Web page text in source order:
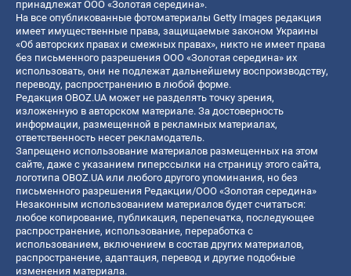
принадлежат ООО «Золотая середина».
На все опубликованные фотоматериалы Getty Images редакция
имеет имущественные права, защищаемые законом Украины
«Об авторских правах и смежных правах», никто не имеет права
без письменного разрешения ООО «Золотая середина» их
использовать, они не подлежат дальнейшему воспроизводству,
переводу, распространению в любой форме.
Редакция OBOZ.UA может не разделять точку зрения,
изложенную в авторском материале. За достоверность
информации, размещенной в рекламных материалах,
ответственность несет рекламодатель.
Запрещено использование материалов размещенных на этом
сайте, даже с указанием гиперссылки на страницу этого сайта,
логотипа OBOZ.UA или любого другого упоминания, но без
письменного разрешения Редакции/ООО «Золотая середина»
Незаконным использованием материалов будет считаться:
любое копирование, публикация, перепечатка, последующее
распространение, использование, переработка с
использованием, включением в состав других материалов,
распространение, адаптация, перевод и другие подобные
изменения материала.